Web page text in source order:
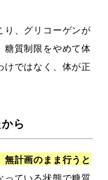
り、グリコーゲンが
糖質制限をやめて体
ではなく、体が正
ら
無計画のまま行うと
っている状態で糖質